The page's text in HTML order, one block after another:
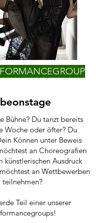
Bühne? Du tanzt bereits
Woche oder öfter? Du
Können unter Beweis
an Choreografien
künstlerischen Ausdruck
an Wettbewerben
teilnehmen?
Teil einer unserer